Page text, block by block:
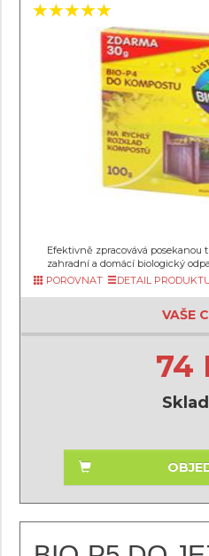
Efektivně zpracovává posekanou
zahradní a domácí biologický
POROVNAT
DETAIL
VAŠE
74